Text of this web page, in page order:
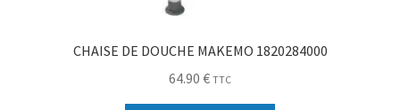
CHAISE DE DOUCHE MAKEMO 1820284000
64.90 € TTC